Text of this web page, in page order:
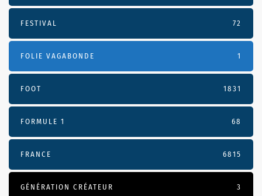
FESTIVAL 72
FOLIE VAGABONDE 1
FOOT 1831
FORMULE 1 68
FRANCE 6815
GÉNÉRATION CRÉATEUR 3